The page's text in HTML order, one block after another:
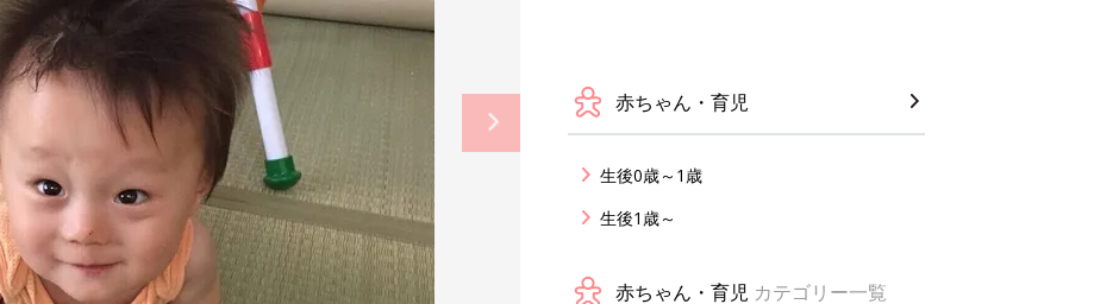
赤ちゃん・育児
生後0歳～1歳
生後1歳～
赤ちゃん・育児 カテゴリー一覧